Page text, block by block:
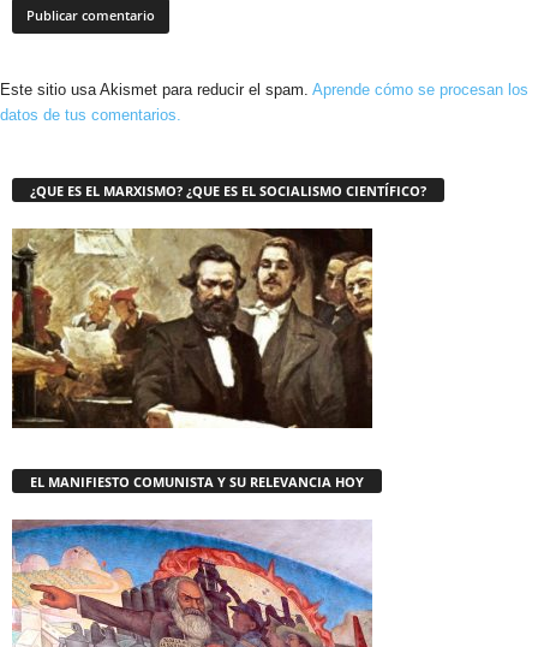
Este sitio usa Akismet para reducir el spam. Aprende cómo se procesan los
datos de tus comentarios.
¿QUE ES EL MARXISMO? ¿QUE ES EL SOCIALISMO CIENTÍFICO?
EL MANIFIESTO COMUNISTA Y SU RELEVANCIA HOY